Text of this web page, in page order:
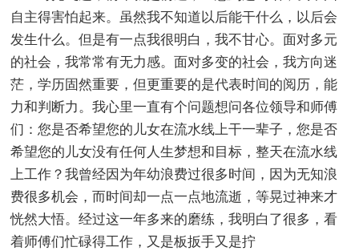
自主得害怕起来。虽然我不知道以后能干什么，以后会
发生什么。但是有一点我很明白，我不甘心。面对多元
的社会，我常常有无力感。面对多变的社会，我方向迷
茫，学历固然重要，但更重要的是代表时间的阅历，能
力和判断力。我心里一直有个问题想问各位领导和师傅
们：您是否希望您的儿女在流水线上干一辈子，您是否
希望您的儿女没有任何人生梦想和目标，整天在流水线
上工作？我曾经因为年幼浪费过很多时间，因为无知浪
费很多机会，而时间却一点一点地流逝，等晃过神来才
恍然大悟。经过这一年多来的磨练，我明白了很多，看
着师傅们忙碌得工作，又是板扳手又是拧